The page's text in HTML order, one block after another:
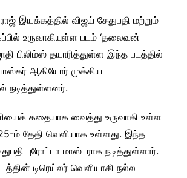
இயக்கத்தில் விஜய் சேதுபதி மற்றும்
உருவாகியுள்ள படம் ‘தலைவன்
பிலிம்ஸ் தயாரித்துள்ள இந்த படத்தில்
பாஸ்கர் ஆகியோர் முக்கிய
நடித்துள்ளனர்.
கதையாக வைத்து உருவாகி உள்ள
ம் தேதி வெளியாக உள்ளது. இந்த
புரோட்டா மாஸ்டராக நடித்துள்ளார்.
டிரெய்லர் வெளியாகி நல்ல